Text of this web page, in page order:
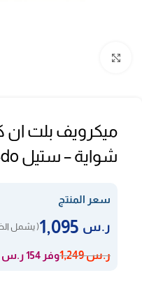
شواية – ستيل kmb34do
سعر المنتج
ر.س ( يشمل
ر.س1,249 وفر 154 ر.س